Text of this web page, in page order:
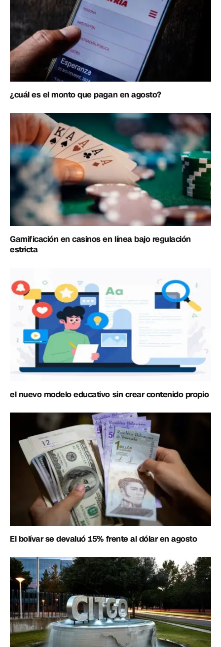
¿cuál es el monto que pagan en agosto?
Gamificación en casinos en línea bajo regulación
estricta
el nuevo modelo educativo sin crear contenido propio
El bolívar se devaluó 15% frente al dólar en agosto